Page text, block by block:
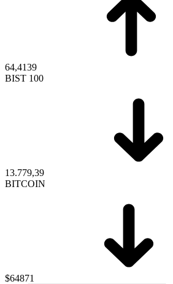
64,4139
BIST 100
13.779,39
BITCOIN
$64871